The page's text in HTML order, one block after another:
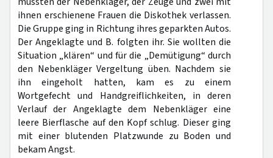
ihnen erschienene Frauen die Diskothek verlassen.
Die Gruppe ging in Richtung ihres geparkten Autos.
Der Angeklagte und B. folgten ihr. Sie wollten die
Situation „klären“ und für die „Demütigung“ durch
den Nebenkläger Vergeltung üben. Nachdem sie
ihn eingeholt hatten, kam es zu einem
Wortgefecht und Handgreiflichkeiten, in deren
Verlauf der Angeklagte dem Nebenkläger eine
leere Bierflasche auf den Kopf schlug. Dieser ging
mit einer blutenden Platzwunde zu Boden und
bekam Angst.